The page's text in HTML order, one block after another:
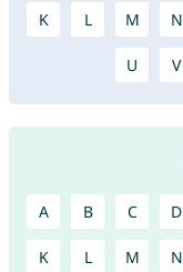
K L M N
U V
A B C D
K L M N